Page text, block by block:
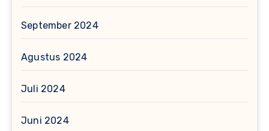
September 2024
Agustus 2024
Juli 2024
Juni 2024